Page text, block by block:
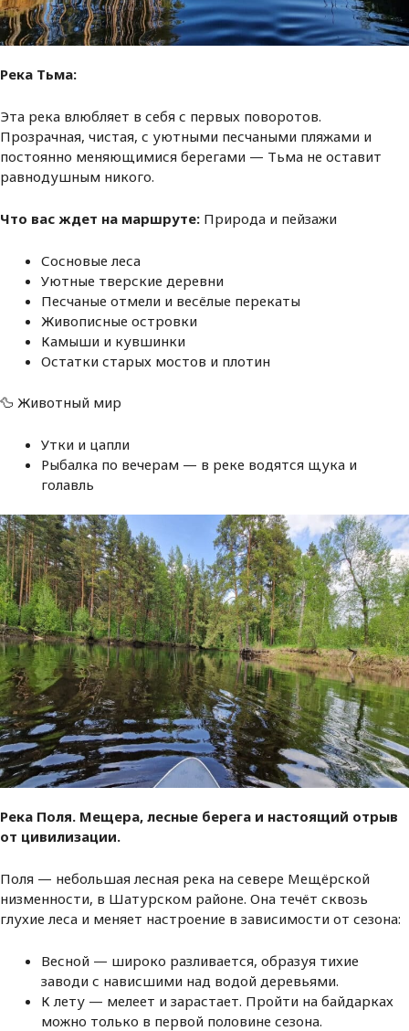
Река Тьма:
Эта река влюбляет в себя с первых поворотов.
Прозрачная, чистая, с уютными песчаными пляжами и
постоянно меняющимися берегами — Тьма не оставит
равнодушным никого.
Что вас ждет на маршруте: Природа и пейзажи
Сосновые леса
Уютные тверские деревни
Песчаные отмели и весёлые перекаты
Живописные островки
Камыши и кувшинки
Остатки старых мостов и плотин
🦆 Животный мир
Утки и цапли
Рыбалка по вечерам — в реке водятся щука и
голавль
Река Поля. Мещера, лесные берега и настоящий отрыв
от цивилизации.
Поля — небольшая лесная река на севере Мещёрской
низменности, в Шатурском районе. Она течёт сквозь
глухие леса и меняет настроение в зависимости от сезона:
Весной — широко разливается, образуя тихие
заводи с нависшими над водой деревьями.
К лету — мелеет и зарастает. Пройти на байдарках
можно только в первой половине сезона.